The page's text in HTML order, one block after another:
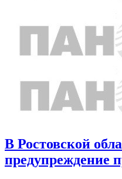
В Ростовской
предупреждение